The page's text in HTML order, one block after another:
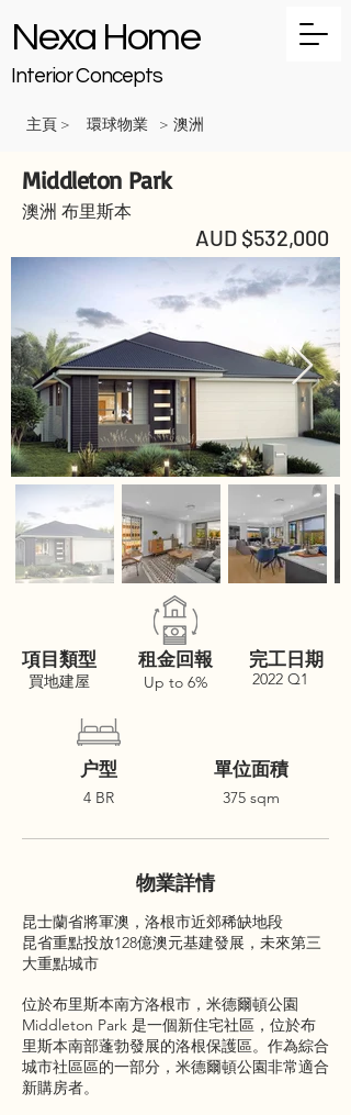
Nexa Home
Interior Concepts
主頁 > 環球物業 > 澳洲
Middleton Park
澳洲 布里斯本
AUD $532,000
項目類型
買地建屋
租金回報
Up to 6%
完工日期
2022 Q1
户型
4 BR
單位面積
375 sqm
物業詳情
昆士蘭省將軍澳，洛根市近郊稀缺地段
昆省重點投放128億澳元基建發展，未來第三
大重點城市
位於布里斯本南方洛根市，米德爾頓公園
Middleton Park 是一個新住宅社區，位於布
里斯本南部蓬勃發展的洛根保護區。作為綜合
城市社區區的一部分，米德爾頓公園非常適合
新購房者。